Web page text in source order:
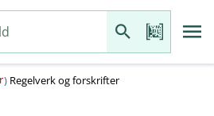
) Regelverk og forskrifter